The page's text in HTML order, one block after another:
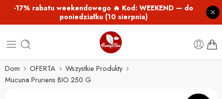
-17% rabatu weekendowego 🔥 Kod: WEEKEND — do
poniedziałku (10 sierpnia)
Dom OFERTA
Wszystkie Produkty
Mucuna Pruriens BIO 250 G